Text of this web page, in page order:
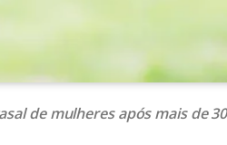
de mulheres após mais de